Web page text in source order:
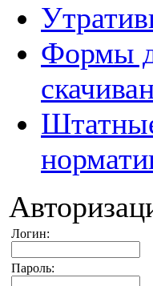
Формы
Логин:
Пароль: